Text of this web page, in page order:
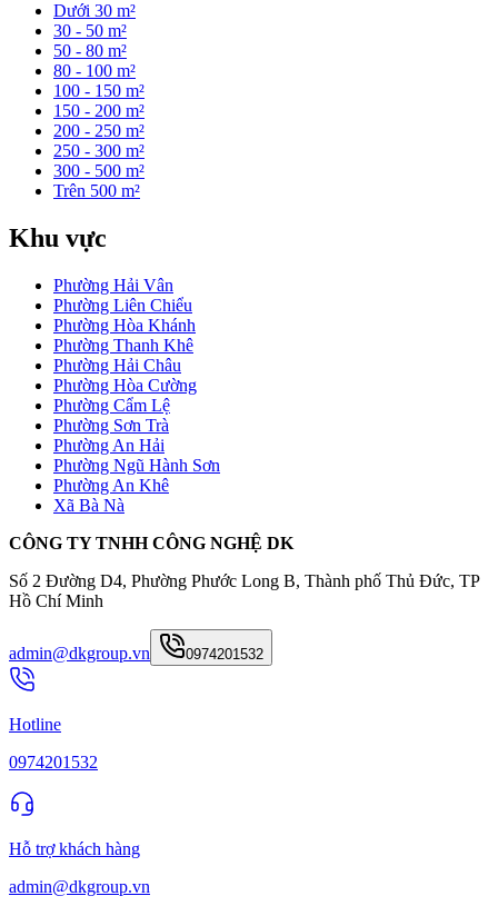
Dưới 30 m²
30 - 50 m²
50 - 80 m²
80 - 100 m²
100 - 150 m²
150 - 200 m²
200 - 250 m²
250 - 300 m²
300 - 500 m²
Trên 500 m²
Khu vực
Phường Hải Vân
Phường Liên Chiểu
Phường Hòa Khánh
Phường Thanh Khê
Phường Hải Châu
Phường Hòa Cường
Phường Cẩm Lệ
Phường Sơn Trà
Phường An Hải
Phường Ngũ Hành Sơn
Phường An Khê
Xã Bà Nà
CÔNG TY TNHH CÔNG NGHỆ DK
Số 2 Đường D4, Phường Phước Long B, Thành phố Thủ Đức, TP
Hồ Chí Minh
admin@dkgroup.vn 0974201532
Hotline
0974201532
Hỗ trợ khách hàng
admin@dkgroup.vn